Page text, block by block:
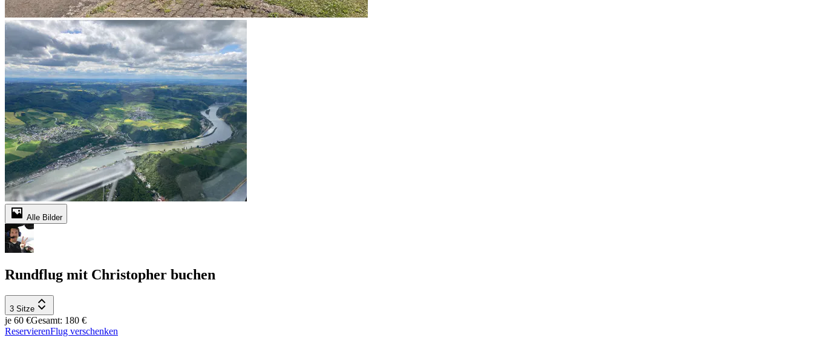
Alle Bilder
Rundflug mit Christopher buchen
3 Sitze
je 60 €Gesamt: 180 €
ReservierenFlug verschenken